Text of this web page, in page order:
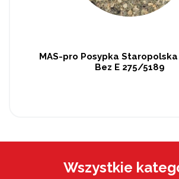
MAS-pro Posypka
Bez E 275/5189
Wszystkie